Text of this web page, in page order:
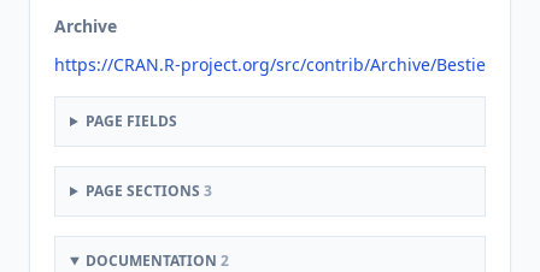
Archive
https://CRAN.R-project.org/src/contrib/Archive/Bestie
PAGE FIELDS
PAGE SECTIONS 3
DOCUMENTATION 2